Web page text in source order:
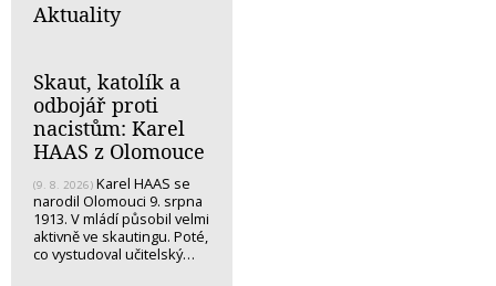
Aktuality
Skaut, katolík a
odbojář proti
nacistům: Karel
HAAS z Olomouce
(9. 8. 2026) Karel HAAS se
narodil Olomouci 9. srpna
1913. V mládí působil velmi
aktivně ve skautingu. Poté,
co vystudoval učitelský…